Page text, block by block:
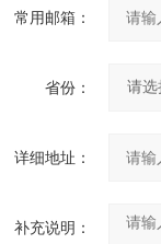
常用邮箱：
省份：
详细地址：
补充说明：